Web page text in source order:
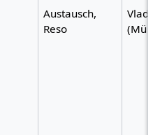
Austausch,
Reso
Vlad